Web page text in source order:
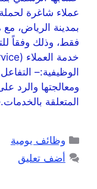
عملاء شاغرة
بمدينة الرياض،
فقط، وذلك وفقاً
الوظيفية:–
ومعالجتها والرد
المتعلقة
وظائف يومية
أضف تعليق